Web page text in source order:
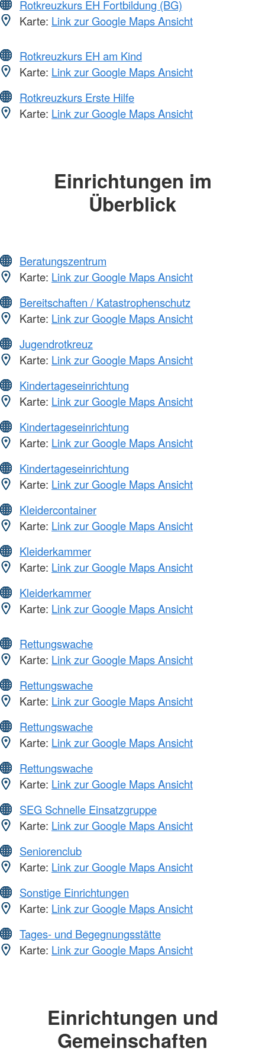
Rotkreuzkurs EH Fortbildung (BG)
Karte: Link zur Google Maps Ansicht
Rotkreuzkurs EH am Kind
Karte: Link zur Google Maps Ansicht
Rotkreuzkurs Erste Hilfe
Karte: Link zur Google Maps Ansicht
Einrichtungen im
Überblick
Beratungszentrum
Karte: Link zur Google Maps Ansicht
Bereitschaften / Katastrophenschutz
Karte: Link zur Google Maps Ansicht
Jugendrotkreuz
Karte: Link zur Google Maps Ansicht
Kindertageseinrichtung
Karte: Link zur Google Maps Ansicht
Kindertageseinrichtung
Karte: Link zur Google Maps Ansicht
Kindertageseinrichtung
Karte: Link zur Google Maps Ansicht
Kleidercontainer
Karte: Link zur Google Maps Ansicht
Kleiderkammer
Karte: Link zur Google Maps Ansicht
Kleiderkammer
Karte: Link zur Google Maps Ansicht
Rettungswache
Karte: Link zur Google Maps Ansicht
Rettungswache
Karte: Link zur Google Maps Ansicht
Rettungswache
Karte: Link zur Google Maps Ansicht
Rettungswache
Karte: Link zur Google Maps Ansicht
SEG Schnelle Einsatzgruppe
Karte: Link zur Google Maps Ansicht
Seniorenclub
Karte: Link zur Google Maps Ansicht
Sonstige Einrichtungen
Karte: Link zur Google Maps Ansicht
Tages- und Begegnungsstätte
Karte: Link zur Google Maps Ansicht
Einrichtungen und
Gemeinschaften